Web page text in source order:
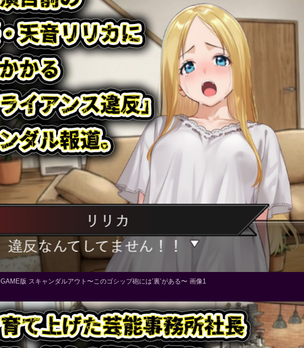
GAME版 スキャンダルアウト〜このゴシップ砲には’裏’がある〜 画像1